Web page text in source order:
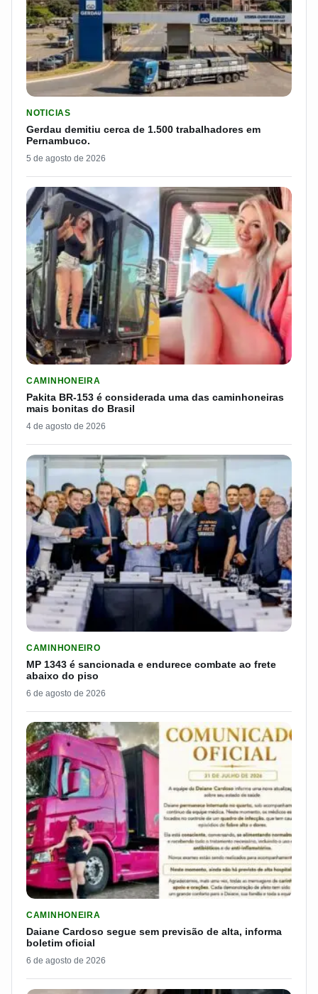
NOTICIAS
Gerdau demitiu cerca de 1.500 trabalhadores em
Pernambuco.
5 de agosto de 2026
CAMINHONEIRA
Pakita BR-153 é considerada uma das caminhoneiras
mais bonitas do Brasil
4 de agosto de 2026
CAMINHONEIRO
MP 1343 é sancionada e endurece combate ao frete
abaixo do piso
6 de agosto de 2026
CAMINHONEIRA
Daiane Cardoso segue sem previsão de alta, informa
boletim oficial
6 de agosto de 2026